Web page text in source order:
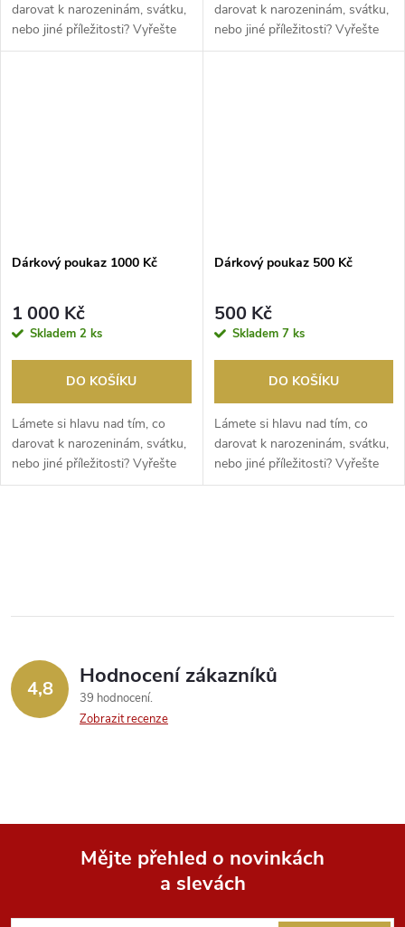
darovat k narozeninám, svátku,
nebo jiné příležitosti? Vyřešte
to dárko...
darovat k narozeninám, svátku,
nebo jiné příležitosti? Vyřešte
to dárko...
Dárkový poukaz 1000 Kč
1 000 Kč
Skladem 2 ks
DO KOŠÍKU
Lámete si hlavu nad tím, co
darovat k narozeninám, svátku,
nebo jiné příležitosti? Vyřešte
to dárko...
Dárkový poukaz 500 Kč
500 Kč
Skladem 7 ks
DO KOŠÍKU
Lámete si hlavu nad tím, co
darovat k narozeninám, svátku,
nebo jiné příležitosti? Vyřešte
to dárko...
l
d
a
p
4,8 Hodnocení zákazníků
39 hodnocení
Zobrazit recenze
Mějte přehled o novinkách
a slevách